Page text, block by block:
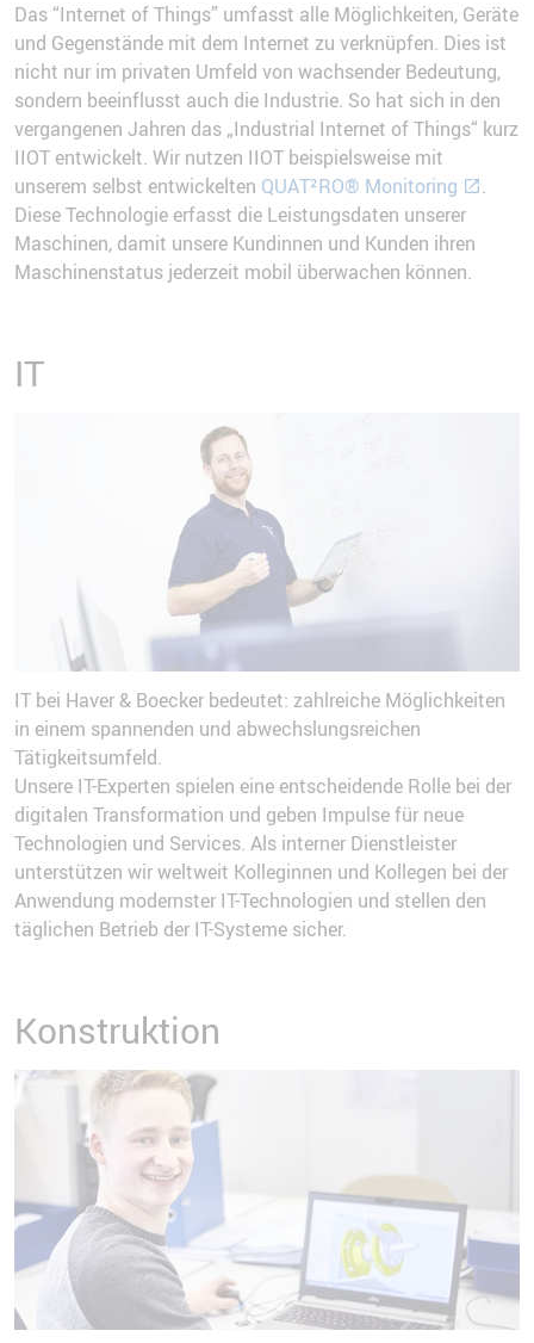
Das “Internet of Things” umfasst alle Möglichkeiten, Geräte
und Gegenstände mit dem Internet zu verknüpfen. Dies ist
nicht nur im privaten Umfeld von wachsender Bedeutung,
sondern beeinflusst auch die Industrie. So hat sich in den
vergangenen Jahren das „Industrial Internet of Things“ kurz
IIOT entwickelt. Wir nutzen IIOT beispielsweise mit
unserem selbst entwickelten QUAT²RO® Monitoring
.
Diese Technologie erfasst die Leistungsdaten unserer
Maschinen, damit unsere Kundinnen und Kunden ihren
Maschinenstatus jederzeit mobil überwachen können.
IT
IT bei Haver & Boecker bedeutet: zahlreiche Möglichkeiten
in einem spannenden und abwechslungsreichen
Tätigkeitsumfeld.
Unsere IT-Experten spielen eine entscheidende Rolle bei der
digitalen Transformation und geben Impulse für neue
Technologien und Services. Als interner Dienstleister
unterstützen wir weltweit Kolleginnen und Kollegen bei der
Anwendung modernster IT-Technologien und stellen den
täglichen Betrieb der IT-Systeme sicher.
Konstruktion